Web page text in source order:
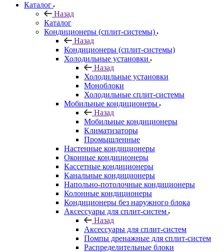
Каталог
Назад
Каталог
Кондиционеры (сплит-системы)
Назад
Кондиционеры (сплит-системы)
Холодильные установки
Назад
Холодильные установки
Моноблоки
Холодильные сплит-системы
Мобильные кондиционеры
Назад
Мобильные кондиционеры
Климатизаторы
Промышленные
Настенные кондиционеры
Оконные кондиционеры
Кассетные кондиционеры
Канальные кондиционеры
Напольно-потолочные кондиционеры
Колонные кондиционеры
Кондиционеры без наружного блока
Аксессуары для сплит-систем
Назад
Аксессуары для сплит-систем
Помпы дренажные для сплит-систем
Распределительные блоки